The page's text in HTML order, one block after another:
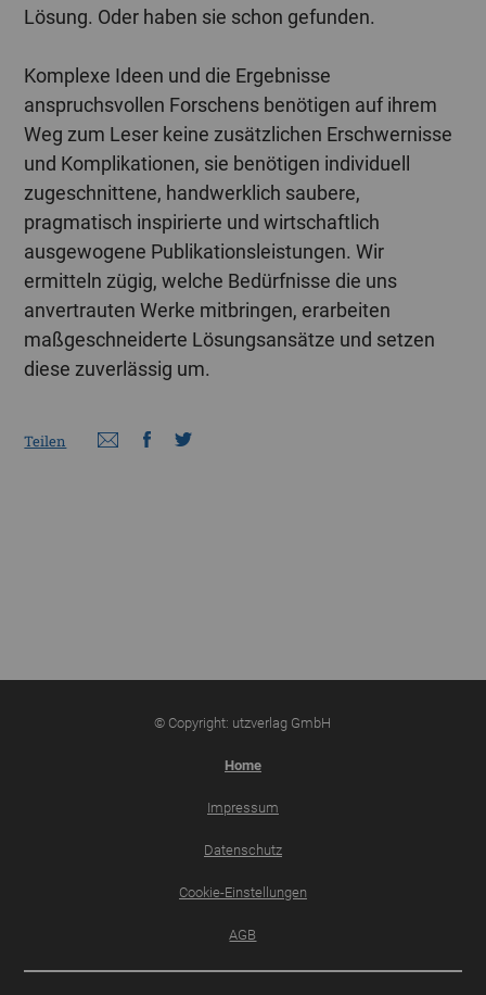
Lösung. Oder haben sie schon gefunden.
Komplexe Ideen und die Ergebnisse
anspruchsvollen Forschens benötigen auf ihrem
Weg zum Leser keine zusätzlichen Erschwernisse
und Komplikationen, sie benötigen individuell
zugeschnittene, handwerklich saubere,
pragmatisch inspirierte und wirtschaftlich
ausgewogene Publikationsleistungen. Wir
ermitteln zügig, welche Bedürfnisse die uns
anvertrauten Werke mitbringen, erarbeiten
maßgeschneiderte Lösungsansätze und setzen
diese zuverlässig um.
Teilen
© Copyright: utzverlag GmbH
Home
Impressum
Datenschutz
Cookie-Einstellungen
AGB